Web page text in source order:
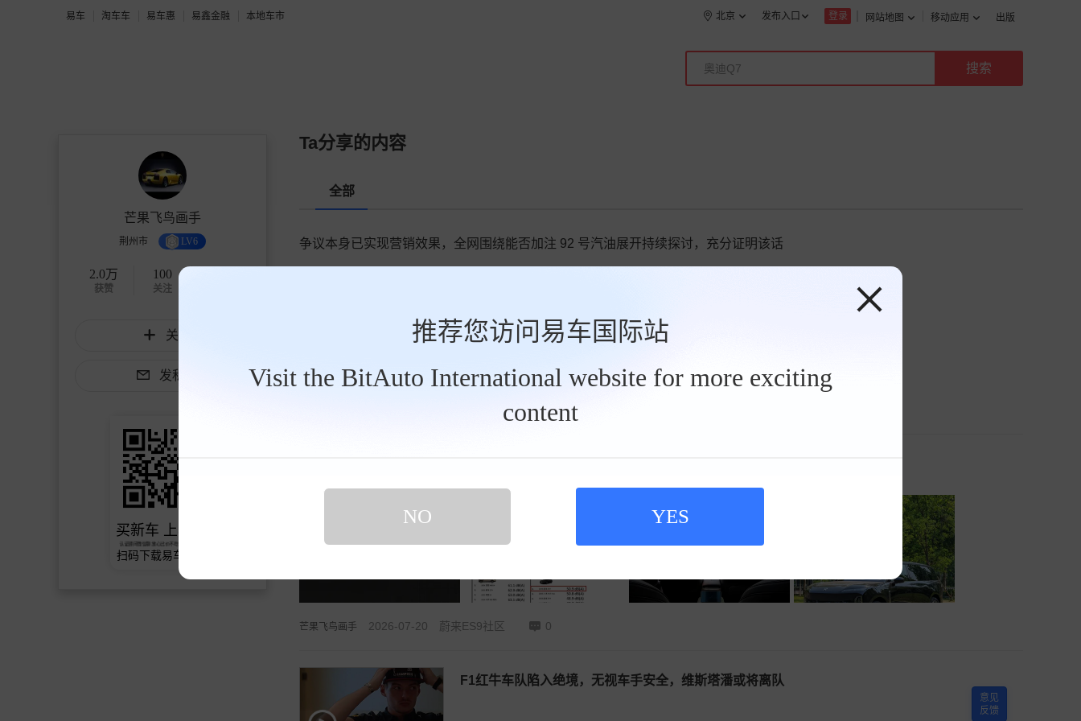
易车 淘车车 易车惠 易鑫金融 本地车市 网站地图 移动应用 出版
登录
发布入口
北京
推荐您访问易车国际站
Visit the BitAuto International website for more exciting
content
NO YES
芒果飞鸟画手
荆州市 LV6
2.0万
获赞
100
关注
关注
发私信
买新车 上易车
认证顾问微信聊 放心比价不吃亏
扫码下载易车APP
Ta分享的内容
全部
争议本身已实现营销效果，全网围绕能否加注 92 号汽油展开持续探讨，充分证明该话
汽车杂谈社区 23
芒果飞鸟画手 2026-07-20 蔚来ES9社区 0
F1红牛车队陷入绝境，无视车手安全，维斯塔潘或将离队
意见
反馈